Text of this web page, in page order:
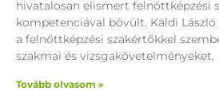
hivatalosan elismert felnőttképzési
kompetenciával bővült. Káldi
a felnőttképzési szakértőkkel
szakmai és vizsgakövetelményeket,
Tovább olvasom »